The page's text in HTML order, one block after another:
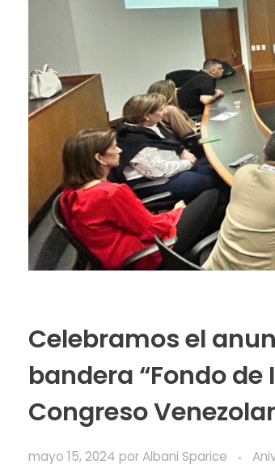
Celebramos el
bandera “Fondo
Congreso
mayo 15, 2024 porAlbani Sparice